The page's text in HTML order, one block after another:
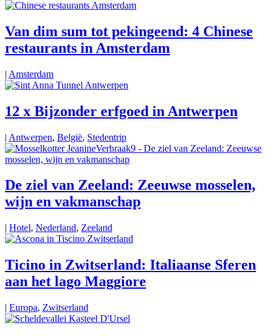
Van dim sum tot pekingeend: 4 Chinese
restaurants in Amsterdam
| Amsterdam
12 x Bijzonder erfgoed in Antwerpen
| Antwerpen, België, Stedentrip
De ziel van Zeeland: Zeeuwse mosselen,
wijn en vakmanschap
| Hotel, Nederland, Zeeland
Ticino in Zwitserland: Italiaanse Sferen
aan het lago Maggiore
| Europa, Zwitserland